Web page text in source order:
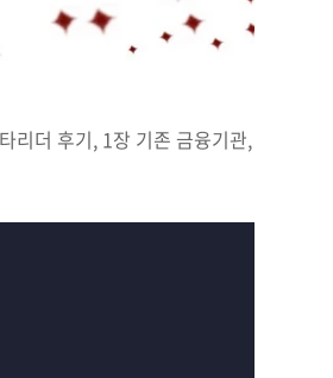
리더 후기, 1장 기존 금융기관,